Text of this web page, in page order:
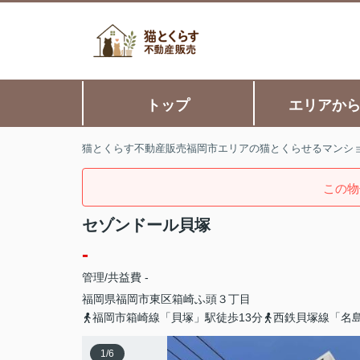
トップ エリアか
猫とくらす不動産販売福岡市エリアの猫とくらせるマンシ
この
セゾンドール貝塚
-
管理/共益費 -
福岡県福岡市東区箱崎ふ頭３丁目
福岡市箱崎線「貝塚」駅徒歩13分
西鉄貝塚線「名
1/6